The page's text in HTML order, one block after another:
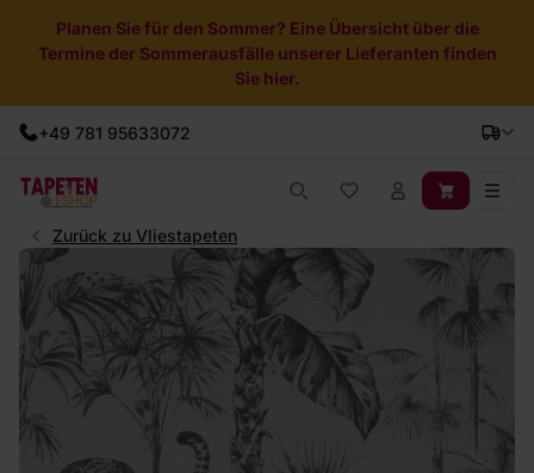
Planen Sie für den Sommer? Eine Übersicht über die
Termine der Sommerausfälle unserer Lieferanten finden
Sie hier.
+49 781 95633072
Zurück zu Vliestapeten